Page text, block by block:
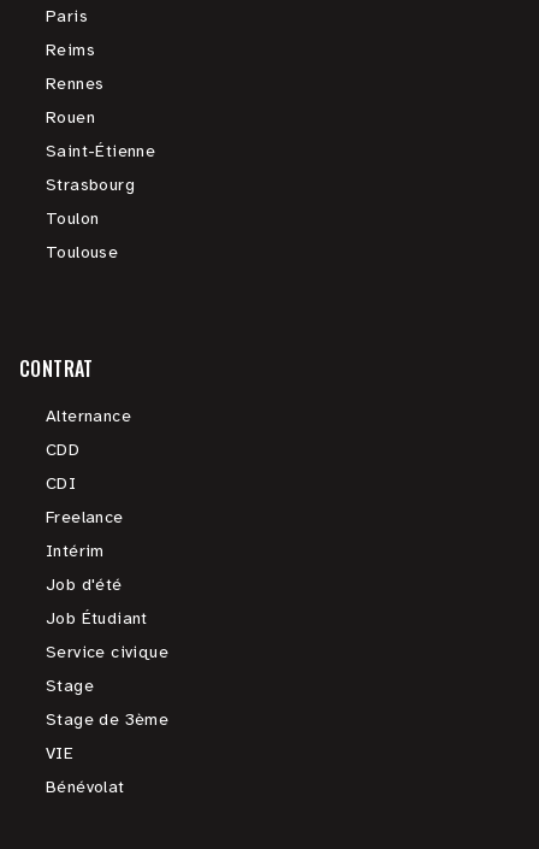
Paris
Reims
Rennes
Rouen
Saint-Étienne
Strasbourg
Toulon
Toulouse
CONTRAT
Alternance
CDD
CDI
Freelance
Intérim
Job d'été
Job Étudiant
Service civique
Stage
Stage de 3ème
VIE
Bénévolat